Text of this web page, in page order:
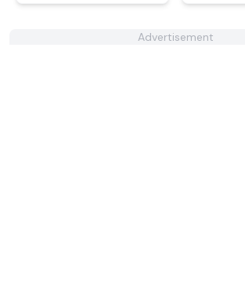
Advertisement